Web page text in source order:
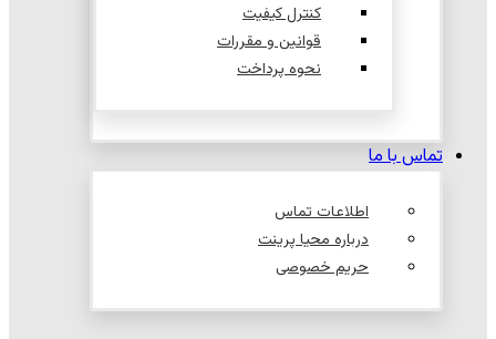
کنترل کیفیت
قوانین و مقررات
نحوه پرداخت
تماس با ما
اطلاعات تماس
درباره محیا پرینت
حریم خصوصی